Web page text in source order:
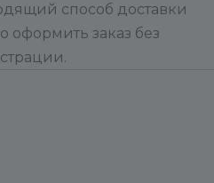
способ доставки
оформить заказ без